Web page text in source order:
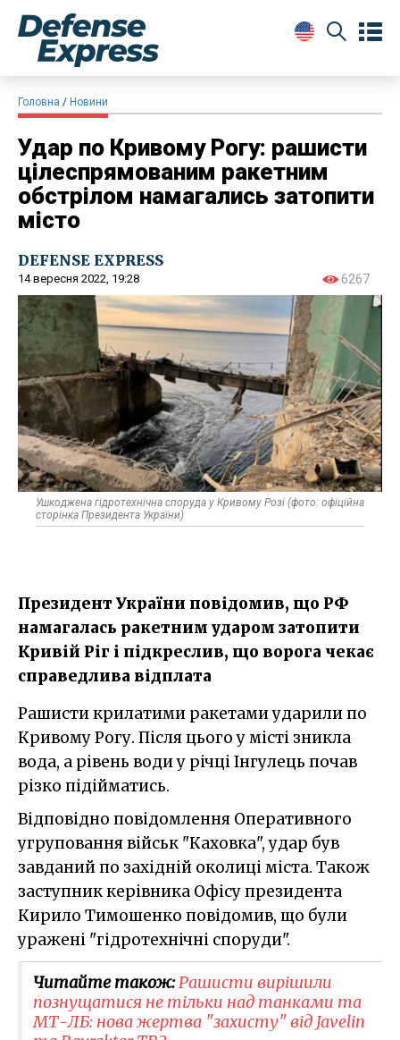
Головна Новини
Удар по Кривому Рогу: рашисти
цілеспрямованим ракетним
обстрілом намагались затопити
місто
DEFENSE EXPRESS
14 вересня 2022, 19:28 6267
Ушкоджена гідротехнічна споруда у Кривому Розі (фото: офіційна
сторінка Президента України)
Президент України повідомив, що РФ
намагалась ракетним ударом затопити
Кривій Ріг і підкреслив, що ворога чекає
справедлива відплата
Рашисти крилатими ракетами ударили по
Кривому Рогу. Після цього у місті зникла
вода, а рівень води у річці Інгулець почав
різко підійматись.
Відповідно повідомлення Оперативного
угруповання військ "Каховка", удар був
завданий по західній околиці міста. Також
заступник керівника Офісу президента
Кирило Тимошенко повідомив, що були
уражені "гідротехнічні споруди".
Читайте також:Рашисти вирішили
познущатися не тільки над танками та
МТ-ЛБ: нова жертва "захисту" від Javelin